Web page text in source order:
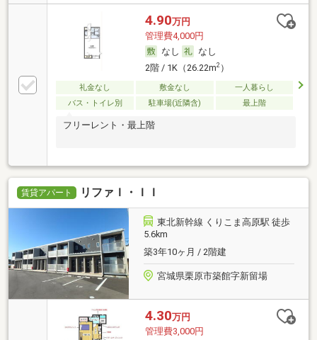
4.90万円
管理費4,000円
なし
なし
2階 / 1K（26.22m2）
礼金なし 敷金なし
一人暮らし
バス・トイレ別
駐車場(近隣含) 最上階
フリーレント・最上階
賃貸アパート リファＩ・ＩＩ
東北新幹線 くりこま高原駅 徒歩
5.6km
築3年10ヶ月 / 2階建
宮城県栗原市築館字新留場
4.30万円
管理費3,000円